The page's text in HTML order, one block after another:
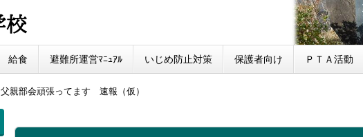
給食 避難所運営ﾏﾆｭｱﾙ いじめ防止対策 保護者向け ＰＴＡ活動
父親部会頑張ってます 速報（仮）